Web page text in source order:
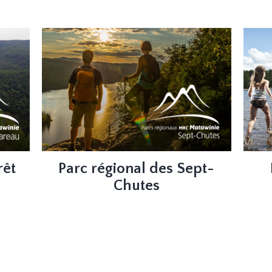
enfant
au 1-866-266-2730
Parc régional des Sept-
Chutes